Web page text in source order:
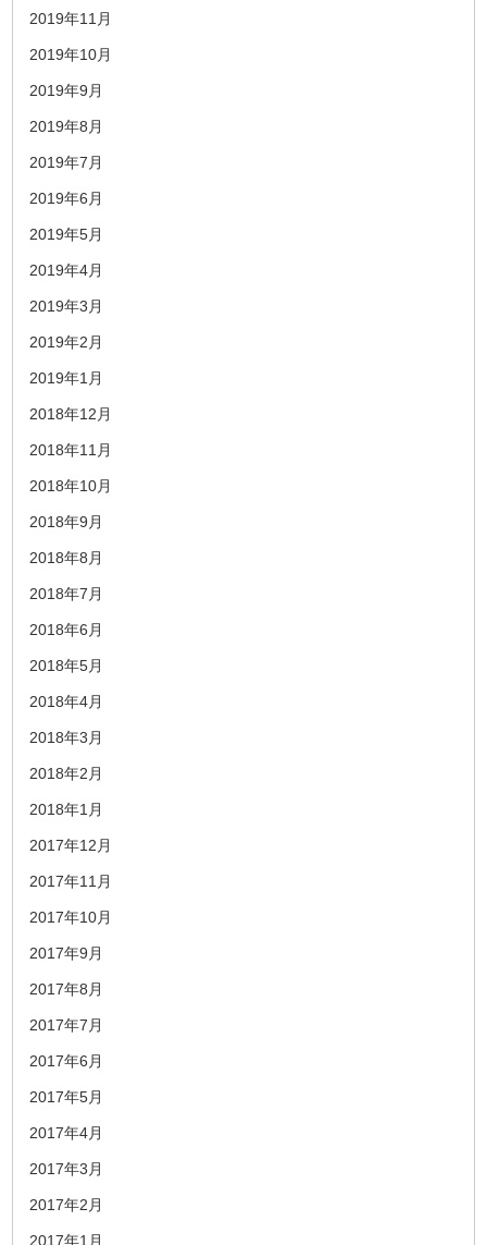
2019年11月
2019年10月
2019年9月
2019年8月
2019年7月
2019年6月
2019年5月
2019年4月
2019年3月
2019年2月
2019年1月
2018年12月
2018年11月
2018年10月
2018年9月
2018年8月
2018年7月
2018年6月
2018年5月
2018年4月
2018年3月
2018年2月
2018年1月
2017年12月
2017年11月
2017年10月
2017年9月
2017年8月
2017年7月
2017年6月
2017年5月
2017年4月
2017年3月
2017年2月
2017年1月